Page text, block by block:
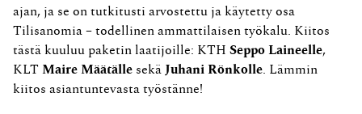
ajan, ja se on tutkitusti arvostettu ja käytetty osa
Tilisanomia – todellinen ammattilaisen työkalu. Kiitos
tästä kuuluu paketin laatijoille: KTH Seppo Laineelle,
KLT Maire Määtälle sekä Juhani Rönkolle . Lämmin
kiitos asiantuntevasta työstänne!